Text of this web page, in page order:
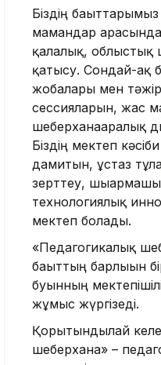
Біздің
мамандар арасында
қалалық, облыстық
қатысу. Сондай-ақ
жобалары мен
сессияларын, жас
шеберханааралық
Біздің мектеп
дамитын, ұстаз
зерттеу,
технологиялық
мектеп болады.
«Педагогикалық
бағыттың барлығын
буынның
жұмыс жүргізеді.
Қорытындылай
шеберхана» –